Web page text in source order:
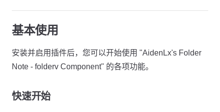
基本使用
安装并启用插件后，您可以开始使用 "AidenLx's Folder
Note - folderv Component" 的各项功能。
快速开始